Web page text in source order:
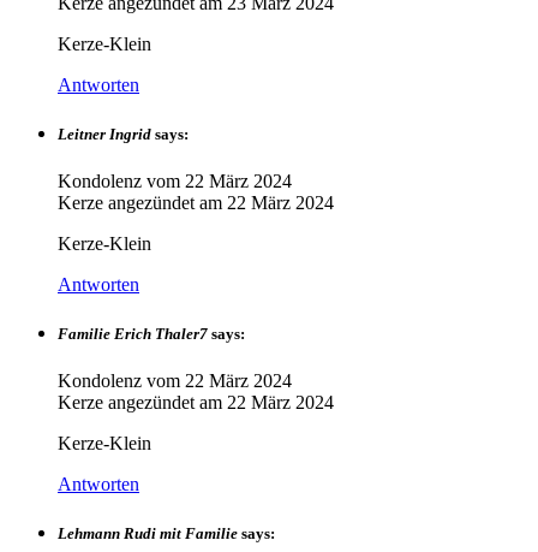
Kerze-Klein
Antworten
Leitner Ingrid says:
Kondolenz vom 22 März 2024
Kerze angezündet am 22 März 2024
Kerze-Klein
Antworten
Familie Erich Thaler7 says:
Kondolenz vom 22 März 2024
Kerze angezündet am 22 März 2024
Kerze-Klein
Antworten
Lehmann Rudi mit Familie says: